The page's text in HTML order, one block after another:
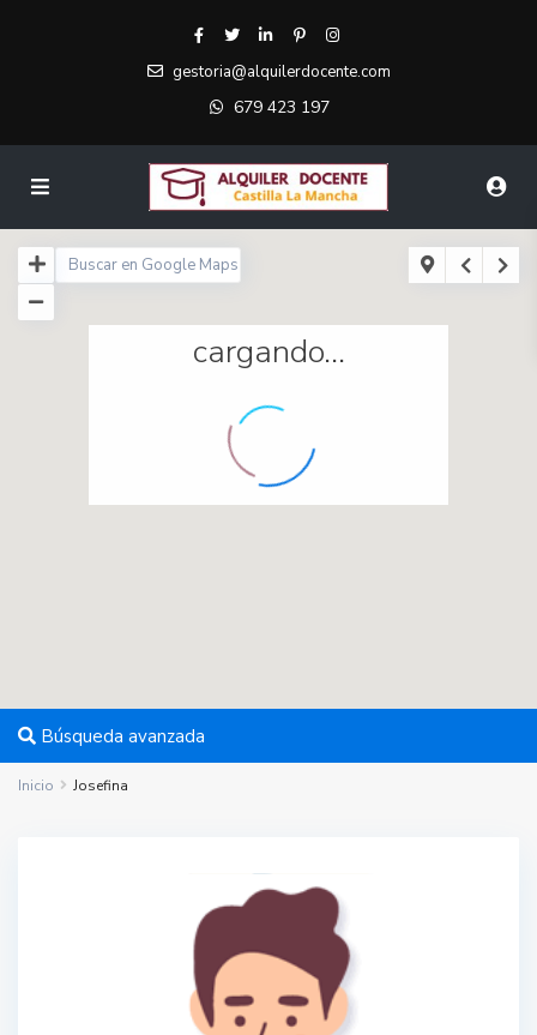
gestoria@alquilerdocente.com
679 423 197
cargando...
Búsqueda avanzada
Inicio Josefina